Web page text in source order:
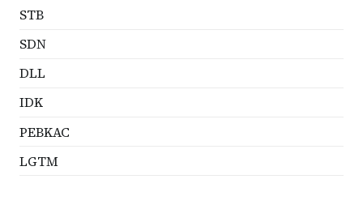
STB
SDN
DLL
IDK
PEBKAC
LGTM